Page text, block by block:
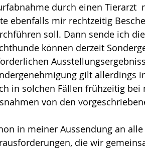
durch einen Tierarzt
ebenfalls mir rechtzeitig
soll. Dann sende ich
können derzeit
gilt allerdings
in solchen Fällen frühzeitig bei
von den
in meiner Aussendung an
die wir